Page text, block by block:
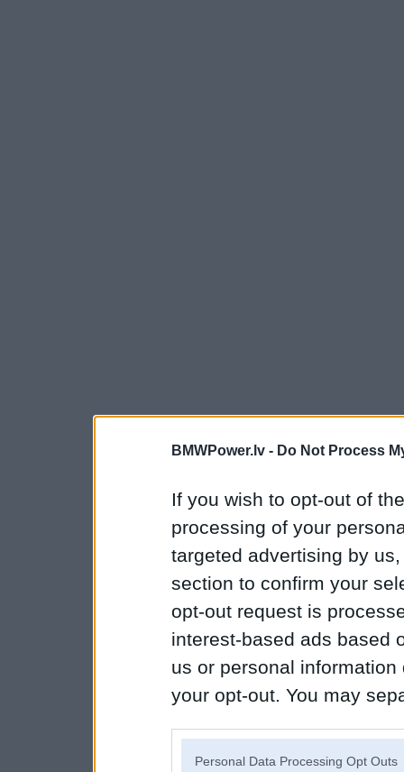
BMWPower.lv - Do Not Process
If you wish to opt-out of
processing of your
targeted advertising by
section to confirm your
opt-out request is
interest-based ads based
us or personal
your opt-out. You may
Personal Data Processing Opt Outs